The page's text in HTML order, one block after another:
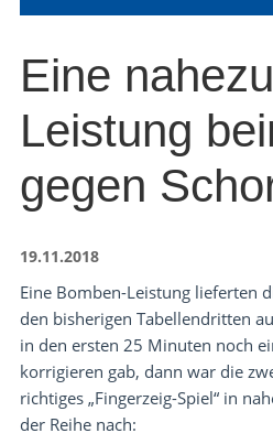
Eine
Leistung
gegen
19.11.2018
Eine Bomben-Leistung lieferten
den bisherigen Tabellendritten
in den ersten 25 Minuten noch
korrigieren gab, dann war die
richtiges „Fingerzeig-Spiel“ in
der Reihe nach: